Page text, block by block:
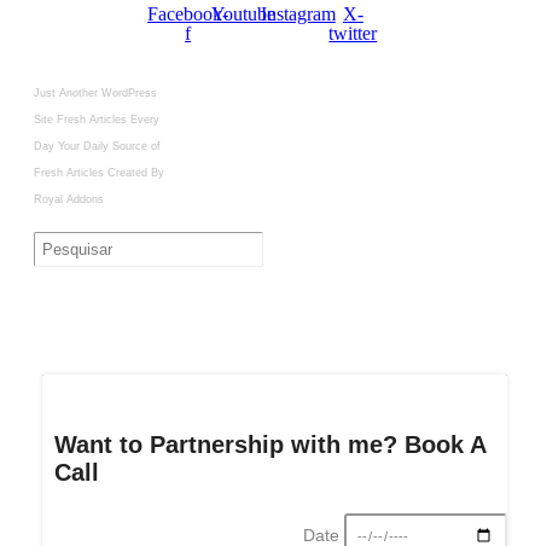
Facebook-
f
YoutubeInstagram X-
twitter
Just Another WordPress
Site Fresh Articles Every
Day Your Daily Source of
Fresh Articles Created By
Royal Addons
Want to Partnership with me? Book A
Call
Date